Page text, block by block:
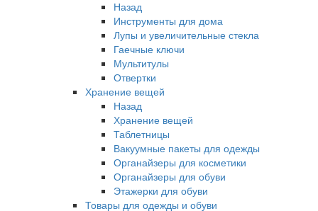
Назад
Инструменты для дома
Лупы и увеличительные стекла
Гаечные ключи
Мультитулы
Отвертки
Хранение вещей
Назад
Хранение вещей
Таблетницы
Вакуумные пакеты для одежды
Органайзеры для косметики
Органайзеры для обуви
Этажерки для обуви
Товары для одежды и обуви